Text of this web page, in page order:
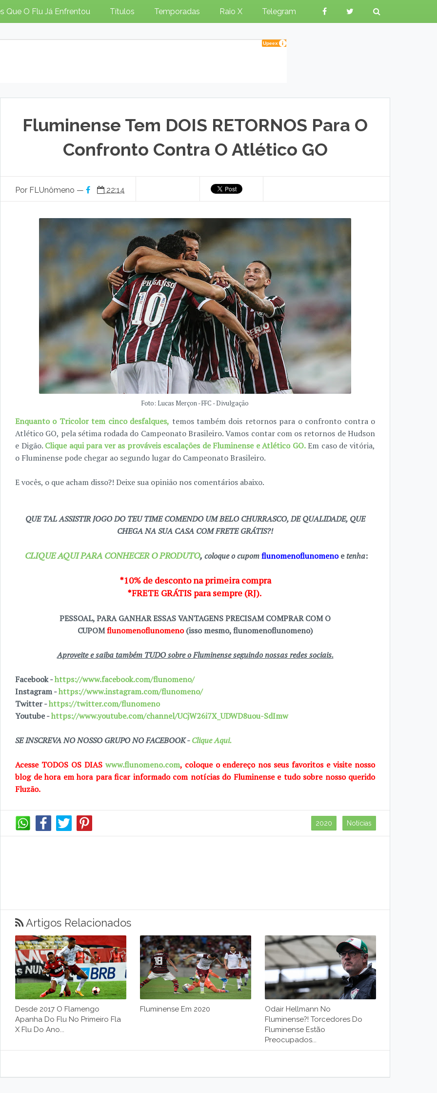
Que O Flu Já Enfrentou Títulos Temporadas Raio X Telegram
Fluminense Tem DOIS RETORNOS Para O
Confronto Contra O Atlético GO
Por FLUnômeno — 22:14
Foto: Lucas Merçon - FFC - Divulgação
Enquanto o Tricolor tem cinco desfalques, temos também dois retornos para o confronto contra o
Atlético GO, pela sétima rodada do Campeonato Brasileiro. Vamos contar com os retornos de Hudson
e Digão. Clique aqui para ver as prováveis escalações de Fluminense e Atlético GO.Em caso de vitória,
o Fluminense pode chegar ao segundo lugar do Campeonato Brasileiro.
E vocês, o que acham disso?! Deixe sua opinião nos comentários abaixo.
QUE TAL ASSISTIR JOGO DO TEU TIME COMENDO UM BELO CHURRASCO, DE QUALIDADE, QUE
CHEGA NA SUA CASA COM FRETE GRÁTIS?!
CLIQUE AQUI PARA CONHECER O PRODUTO, coloque o cupomflunomenoflunomenoe tenha:
*10% de desconto na primeira compra
*FRETE GRÁTIS para sempre (RJ).
PESSOAL, PARA GANHAR ESSAS VANTAGENS PRECISAM COMPRAR COM O
CUPOMflunomenoflunomeno(isso mesmo, flunomenoflunomeno)
Aproveite e saiba também TUDO sobre o Fluminense seguindo nossas redes sociais.
Facebook -https://www.facebook.com/flunomeno/
Instagram -https://www.instagram.com/flunomeno/
Twitter -https://twitter.com/flunomeno
Youtube -https://www.youtube.com/channel/UCjW26i7X_UDWD8uou-SdImw
SE INSCREVA NO NOSSO GRUPO NO FACEBOOK -Clique Aqui.
Acesse TODOS OS DIAS www.flunomeno.com, coloque o endereço nos seus favoritos e visite nosso
blog de hora em hora para ficar informado com notícias do Fluminense e tudo sobre nosso querido
Fluzão.
2020 Notícias
Artigos Relacionados
Desde 2017 O Flamengo
Apanha Do Flu No Primeiro Fla
X Flu Do Ano...
Fluminense Em 2020
Odair Hellmann No
Fluminense?! Torcedores Do
Fluminense Estão
Preocupados...